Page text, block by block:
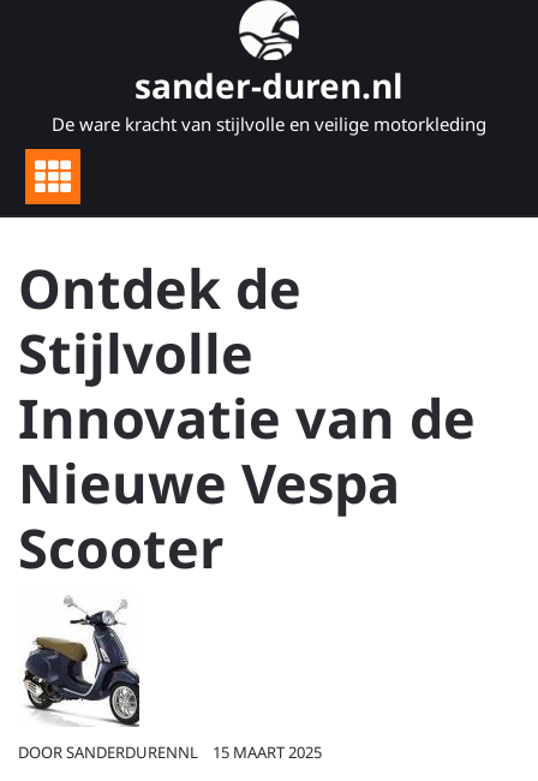
sander-duren.nl
De ware kracht van stijlvolle en veilige motorkleding
Ontdek de
Stijlvolle
Innovatie van de
Nieuwe Vespa
Scooter
DOORSANDERDURENNL 15 MAART 2025